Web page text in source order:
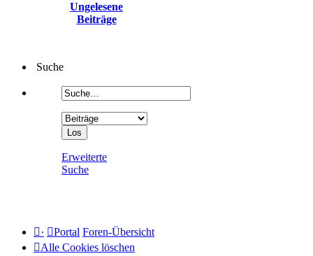
Ungelesene
Beiträge
Suche
Erweiterte
Suche
· Portal Foren-Übersicht
Alle Cookies löschen